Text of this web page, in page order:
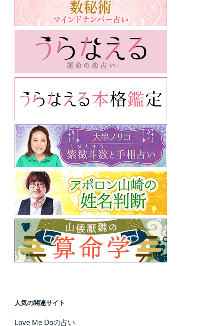
人気の関連サイト
Love Me Doの占い